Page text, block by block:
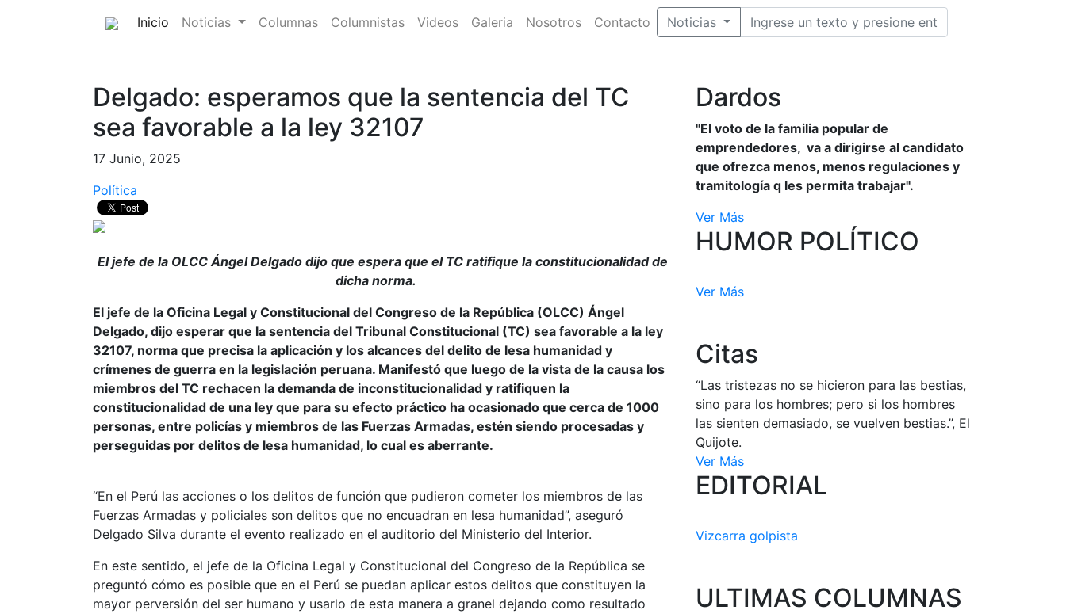
Inicio (current)
Noticias Columnas Columnistas Videos Galeria Nosotros Contacto Noticias
Delgado: esperamos que la sentencia del TC
sea favorable a la ley 32107
17 Junio, 2025
Política
El jefe de la OLCC Ángel Delgado dijo que espera que el TC ratifique la constitucionalidad de
dicha norma.
El jefe de la Oficina Legal y Constitucional del Congreso de la República (OLCC) Ángel
Delgado, dijo esperar que la sentencia del Tribunal Constitucional (TC) sea favorable a la ley
32107, norma que precisa la aplicación y los alcances del delito de lesa humanidad y
crímenes de guerra en la legislación peruana. Manifestó que luego de la vista de la causa los
miembros del TC rechacen la demanda de inconstitucionalidad y ratifiquen la
constitucionalidad de una ley que para su efecto práctico ha ocasionado que cerca de 1000
personas, entre policías y miembros de las Fuerzas Armadas, estén siendo procesadas y
perseguidas por delitos de lesa humanidad, lo cual es aberrante.
“En el Perú las acciones o los delitos de función que pudieron cometer los miembros de las
Fuerzas Armadas y policiales son delitos que no encuadran en lesa humanidad”, aseguró
Delgado Silva durante el evento realizado en el auditorio del Ministerio del Interior.
En este sentido, el jefe de la Oficina Legal y Constitucional del Congreso de la República se
preguntó cómo es posible que en el Perú se puedan aplicar estos delitos que constituyen la
mayor perversión del ser humano y usarlo de esta manera a granel dejando como resultado
Dardos
"El voto de la familia popular de
emprendedores, va a dirigirse al candidato
que ofrezca menos, menos regulaciones y
tramitología q les permita trabajar".
Ver Más
HUMOR POLÍTICO
Ver Más
Citas
“Las tristezas no se hicieron para las bestias,
sino para los hombres; pero si los hombres
las sienten demasiado, se vuelven bestias.”, El
Quijote.
Ver Más
EDITORIAL
Vizcarra golpista
ULTIMAS COLUMNAS